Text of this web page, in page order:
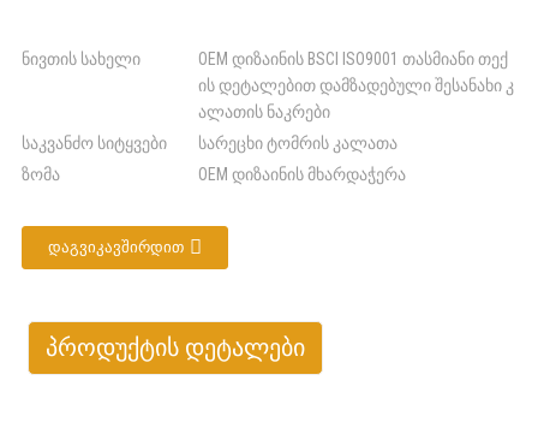
ნივთის სახელი
OEM დიზაინის BSCI ISO9001 თასმიანი თექ
ის დეტალებით დამზადებული შესანახი კ
ალათის ნაკრები
საკვანძო სიტყვები
სარეცხი ტომრის კალათა
ზომა
OEM დიზაინის მხარდაჭერა
ᲓᲐᲒᲕᲘᲙᲐᲕᲨᲘᲠᲓᲘᲗ
პროდუქტის დეტალები